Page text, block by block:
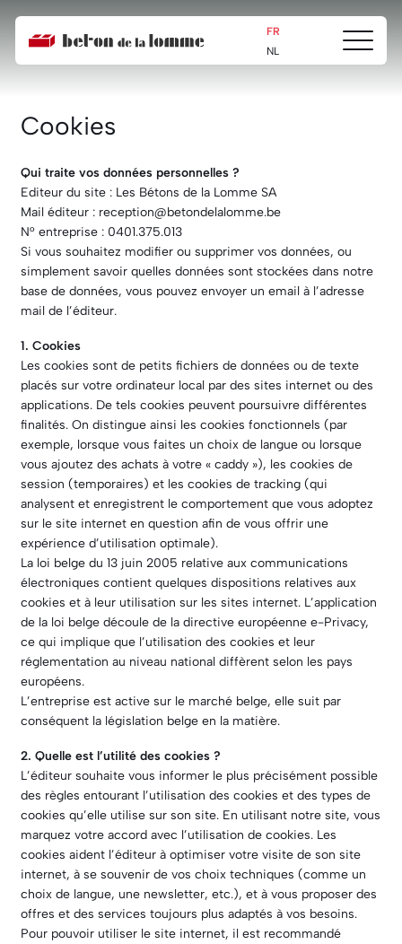
Beton
de
FR
NL
Ouvrir/
Cookies
Qui traite vos données personnelles ?
Editeur du site : Les Bétons de la Lomme SA
Mail éditeur : reception@betondelalomme.be
N° entreprise : 0401.375.013
Si vous souhaitez modifier ou supprimer vos données, ou
simplement savoir quelles données sont stockées dans notre
base de données, vous pouvez envoyer un email à l’adresse
mail de l’éditeur.
1. Cookies
Les cookies sont de petits fichiers de données ou de texte
placés sur votre ordinateur local par des sites internet ou des
applications. De tels cookies peuvent poursuivre différentes
finalités. On distingue ainsi les cookies fonctionnels (par
exemple, lorsque vous faites un choix de langue ou lorsque
vous ajoutez des achats à votre « caddy »), les cookies de
session (temporaires) et les cookies de tracking (qui
analysent et enregistrent le comportement que vous adoptez
sur le site internet en question afin de vous offrir une
expérience d’utilisation optimale).
La loi belge du 13 juin 2005 relative aux communications
électroniques contient quelques dispositions relatives aux
cookies et à leur utilisation sur les sites internet. L’application
de la loi belge découle de la directive européenne e-Privacy,
ce qui implique que l’utilisation des cookies et leur
réglementation au niveau national diffèrent selon les pays
européens.
L’entreprise est active sur le marché belge, elle suit par
conséquent la législation belge en la matière.
2. Quelle est l’utilité des cookies ?
L’éditeur souhaite vous informer le plus précisément possible
des règles entourant l’utilisation des cookies et des types de
cookies qu’elle utilise sur son site. En utilisant notre site, vous
marquez votre accord avec l’utilisation de cookies. Les
cookies aident l’éditeur à optimiser votre visite de son site
internet, à se souvenir de vos choix techniques (comme un
choix de langue, une newsletter, etc.), et à vous proposer des
offres et des services toujours plus adaptés à vos besoins.
Pour pouvoir utiliser le site internet, il est recommandé